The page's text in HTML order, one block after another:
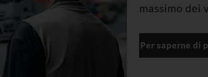
massimo dei
Per saperne di